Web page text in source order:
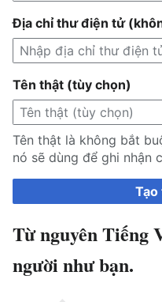
Địa chỉ thư điện tử
Tên thật (tùy chọn)
Tên thật là không bắt
nó sẽ dùng để ghi nhận
Tạo
Từ nguyên Tiếng
người như bạn.